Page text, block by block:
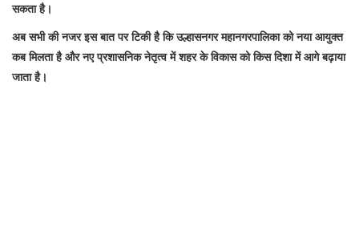
सकता है।
अब सभी की नजर इस बात पर टिकी है कि उल्हासनगर महानगरपालिका को नया आयुक्त
कब मिलता है और नए प्रशासनिक नेतृत्व में शहर के विकास को किस दिशा में आगे बढ़ाया
जाता है।